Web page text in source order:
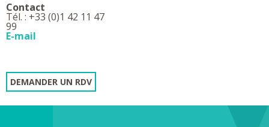
Contact
Tél. : +33 (0)1 42 11 47
99
E-mail
DEMANDER UN RDV